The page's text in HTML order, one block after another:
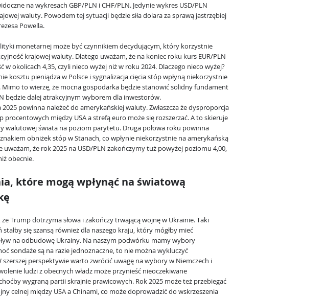
na wykresach GBP/PLN i CHF/PLN. Jedynie wykres USD/PLN
waluty. Powodem tej sytuacji będzie siła dolara za sprawą jastrzębiej
Powella.
monetarnej może być czynnikiem decydującym, który korzystnie
krajowej waluty. Dlatego uważam, że na koniec roku kurs EUR/PLN
w okolicach 4,35, czyli nieco wyżej niż w roku 2024. Dlaczego nieco wyżej?
kosztu pieniądza w Polsce i sygnalizacja cięcia stóp wpłyną niekorzystnie
Mimo to wierzę, że mocna gospodarka będzie stanowić solidny fundament
będzie dalej atrakcyjnym wyborem dla inwestorów.
2025 powinna należeć do amerykańskiej waluty. Zwłaszcza że dysproporcja
procentowych między USA a strefą euro może się rozszerzać. A to skieruje
walutowej świata na poziom parytetu. Druga połowa roku powinna
obniżek stóp w Stanach, co wpłynie niekorzystnie na amerykańską
uważam, że rok 2025 na USD/PLN zakończymy tuż powyżej poziomu 4,00,
obecnie.
które mogą wpłynąć na światową
że Trump dotrzyma słowa i zakończy trwającą wojnę w Ukrainie. Taki
się szansą również dla naszego kraju, który mógłby mieć
na odbudowę Ukrainy. Na naszym podwórku mamy wybory
sondaże są na razie jednoznaczne, to nie można wykluczyć
szerszej perspektywie warto zwrócić uwagę na wybory w Niemczech i
ludzi z obecnych władz może przynieść nieoczekiwane
wygraną partii skrajnie prawicowych. Rok 2025 może też przebiegać
celnej między USA a Chinami, co może doprowadzić do wskrzeszenia